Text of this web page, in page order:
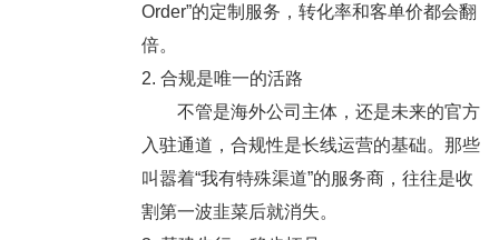
Order”的定制服务，转化率和客单价都会翻
倍。
2. 合规是唯一的活路
不管是海外公司主体，还是未来的官方
入驻通道，合规性是长线运营的基础。那些
叫嚣着“我有特殊渠道”的服务商，往往是收
割第一波韭菜后就消失。